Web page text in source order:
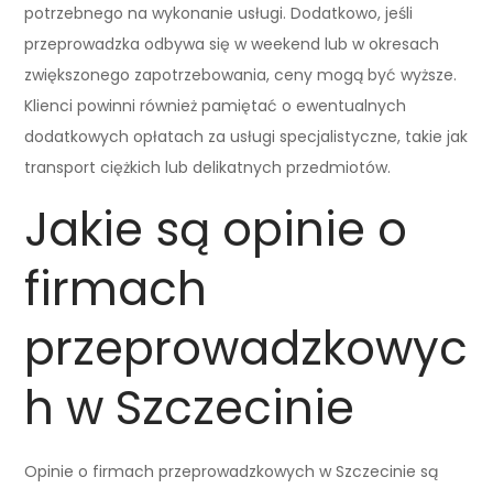
potrzebnego na wykonanie usługi. Dodatkowo, jeśli
przeprowadzka odbywa się w weekend lub w okresach
zwiększonego zapotrzebowania, ceny mogą być wyższe.
Klienci powinni również pamiętać o ewentualnych
dodatkowych opłatach za usługi specjalistyczne, takie jak
transport ciężkich lub delikatnych przedmiotów.
Jakie są opinie o
firmach
przeprowadzkowyc
h w Szczecinie
Opinie o firmach przeprowadzkowych w Szczecinie są